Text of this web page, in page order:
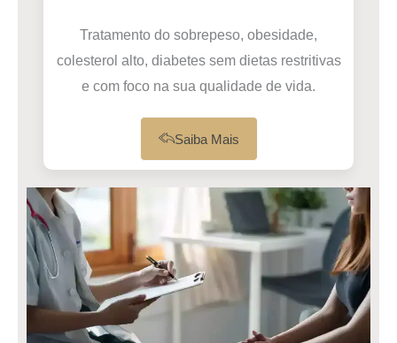
Tratamento do sobrepeso, obesidade,
colesterol alto, diabetes sem dietas restritivas
e com foco na sua qualidade de vida.
Saiba Mais